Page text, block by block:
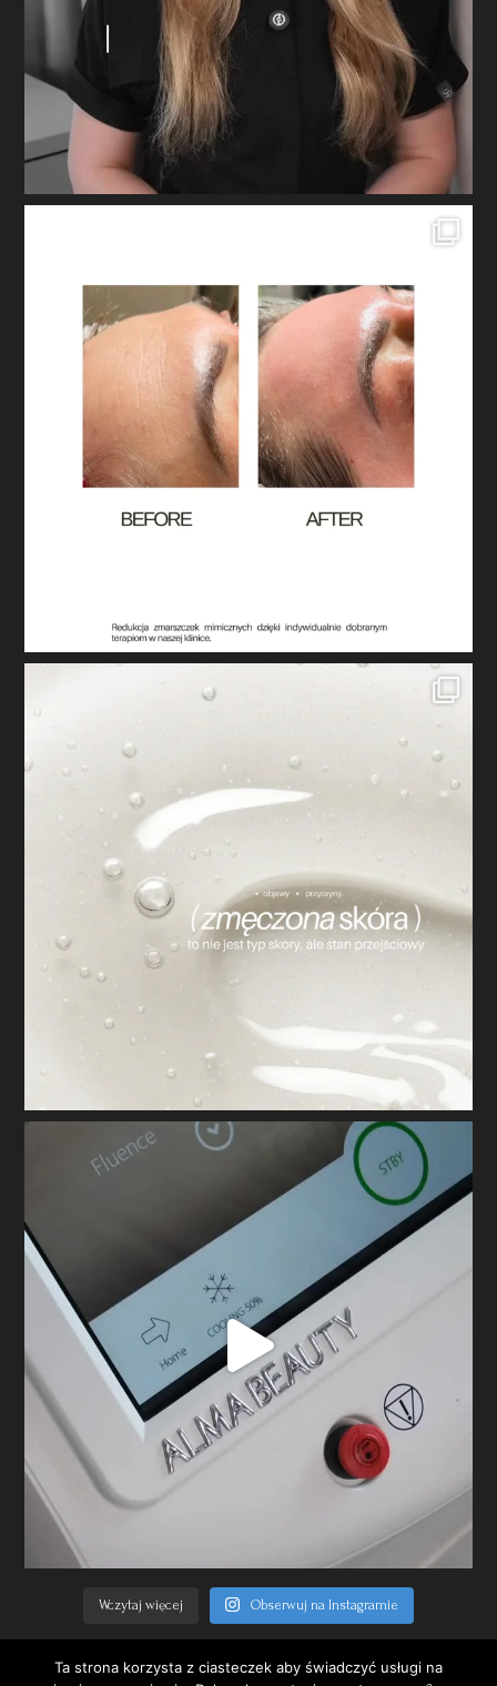
Wczytaj więcej Obserwuj na Instagramie
Ta strona korzysta z ciasteczek aby świadczyć usługi na